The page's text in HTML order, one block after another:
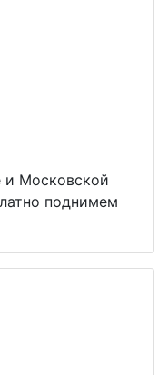
и Московской
поднимем